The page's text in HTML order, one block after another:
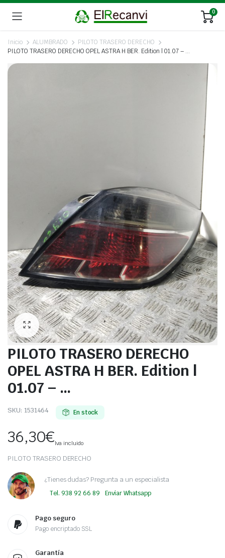
0
Inicio ALUMBRADO
PILOTO TRASERO DERECHO
PILOTO TRASERO DERECHO OPEL ASTRA H BER. Edition | 01.07 – …
PILOTO TRASERO DERECHO
OPEL ASTRA H BER. Edition |
01.07 – …
SKU: 1531464 En stock
36,30€Iva incluido
PILOTO TRASERO DERECHO
¿Tienes dudas? Pregunta a un especialista
Tel. 938 92 66 89 Enviar Whatsapp
Pago seguro
Pago encriptado SSL
Garantía